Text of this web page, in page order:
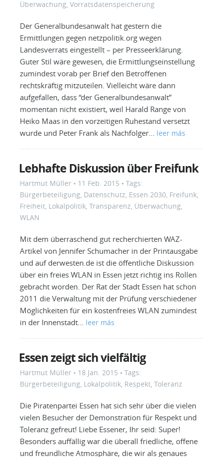
Überwachung,Vorratsdatenspeicherung
Der Generalbundesanwalt hat gestern die
Ermittlungen gegen netzpolitik.org wegen
Landesverrats eingestellt – per Presseerklärung.
Guter Stil wäre gewesen, die Ermittlungseinstellung
zumindest vorab per Brief den Betroffenen
rechtskräftig mitzuteilen. Vielleicht wäre dann
aufgefallen, dass “der Generalbundesanwalt”
momentan nicht existiert, weil Harald Range von
Heiko Maas in den vorzeitigen Ruhestand versetzt
wurde und Peter Frank als Nachfolger… leer más
Lebhafte Diskussion über Freifunk
Hartmut Müller • 11 Feb. 2015 • Tags:
Bürgerbeteiligung, Datenschutz, Essen.2030, Freifunk,
Freiheit, Lokalpolitik,Transparenz, Überwachung,
WLAN
Mit dem überraschend gut recherchierten WAZ-
Artikel von Jennifer Schumacher in der Printausgabe
und auf derwesten.de ist die öffentliche Diskussion
über ein freies WLAN in Essen jetzt richtig ins Rollen
gebracht worden. Der Rat der Stadt Essen hat schon
2011 die Verwaltung mit der Prüfung verschiedener
Möglichkeiten für ein kostenfreies WLAN zumindest
in der Innenstadt… leer más
Essen zeigt sich vielfältig
Hartmut Müller • 18 Jan. 2015 • Tags:
Bürgerbeteiligung, Lokalpolitik, Respekt,Toleranz
Die Piratenpartei Essen hat sich sehr über die vielen
vielen Besucher der Demonstration für Respekt und
Toleranz gefreut! Liebe Essener, Ihr seid: Super!
Besonders auffällig war die überall friedliche, offene
und freundliche Atmosphäre, die wir als genaues